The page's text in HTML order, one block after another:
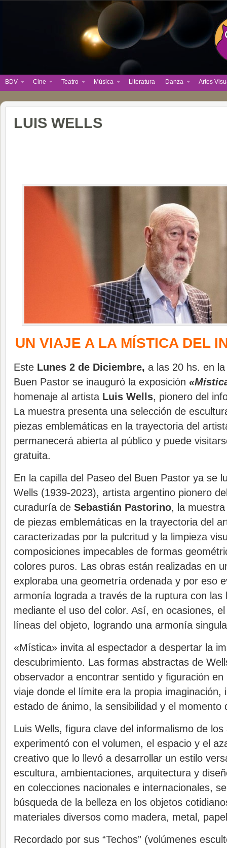
BDV Cine Teatro Música Literatura Danza Artes
LUIS WELLS
UN VIAJE A LA MÍSTICA DEL
Este Lunes 2 de Diciembre, a las 20 hs. en
Buen Pastor se inauguró la exposición
homenaje al artista Luis Wells, pionero del
La muestra presenta una selección de
piezas emblemáticas en la trayectoria del
permanecerá abierta al público y puede
gratuita.
En la capilla del Paseo del Buen Pastor ya se
Wells (1939-2023), artista argentino pionero
curaduría de Sebastián Pastorino, la
de piezas emblemáticas en la trayectoria del
caracterizadas por la pulcritud y la limpieza
composiciones impecables de formas
colores puros. Las obras están realizadas en
exploraba una geometría ordenada y por eso
armonía lograda a través de la ruptura con las
mediante el uso del color. Así, en ocasiones,
líneas del objeto, logrando una armonía
«Mística» invita al espectador a despertar la
descubrimiento. Las formas abstractas de
observador a encontrar sentido y figuración
viaje donde el límite era la propia imaginación,
estado de ánimo, la sensibilidad y el momento
Luis Wells, figura clave del informalismo de
experimentó con el volumen, el espacio y el
creativo que lo llevó a desarrollar un estilo
escultura, ambientaciones, arquitectura y
en colecciones nacionales e internacionales,
búsqueda de la belleza en los objetos
materiales diversos como madera, metal,
Recordado por sus “Techos” (volúmenes